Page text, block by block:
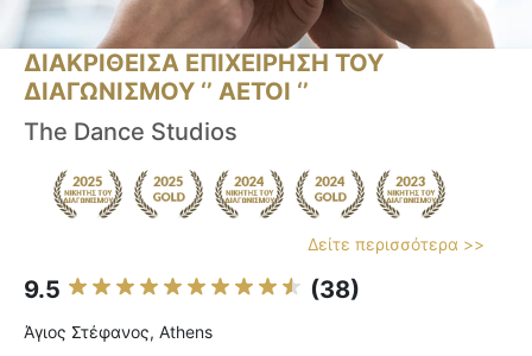
ΔΙΑΚΡΙΘΕΙΣΑ ΕΠΙΧΕΙΡΗΣΗ ΤΟΥ
ΔΙΑΓΩΝΙΣΜΟΥ ‘’ ΑΕΤΟΙ ‘’
The Dance Studios
Δείτε περισσότερα >>
9.5 (38)
Άγιος Στέφανος, Athens